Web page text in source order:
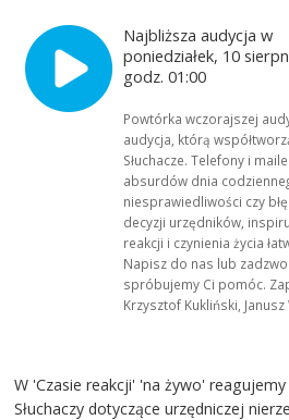
Najbliższa audycja w
poniedziałek, 10
godz. 01:00
Powtórka wczorajszej
audycja, którą
Słuchacze. Telefony i
absurdów dnia
niesprawiedliwości czy
decyzji urzędników,
reakcji i czynienia życia
Napisz do nas lub
spróbujemy Ci pomóc.
Krzysztof Kukliński, Janusz
W 'Czasie reakcji' 'na żywo' reagujemy
Słuchaczy dotyczące urzędniczej